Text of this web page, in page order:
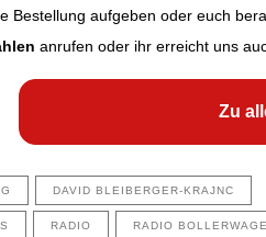
Bestellung aufgeben oder euch
anrufen oder ihr erreicht uns
Zu
DAVID BLEIBERGER-KRAJNC
RADIO RADIO